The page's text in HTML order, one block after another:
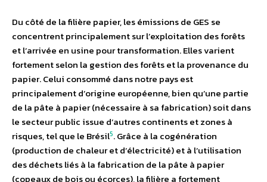
Du côté de la filière papier, les émissions de GES se
concentrent principalement sur l’exploitation des forêts
et l’arrivée en usine pour transformation. Elles varient
fortement selon la gestion des forêts et la provenance du
papier. Celui consommé dans notre pays est
principalement d’origine européenne, bien qu’une partie
de la pâte à papier (nécessaire à sa fabrication) soit dans
le secteur public issue d’autres continents et zones à
risques, tel que le Brésil5. Grâce à la cogénération
(production de chaleur et d’électricité) et à l’utilisation
des déchets liés à la fabrication de la pâte à papier
(copeaux de bois ou écorces), la filière a fortement